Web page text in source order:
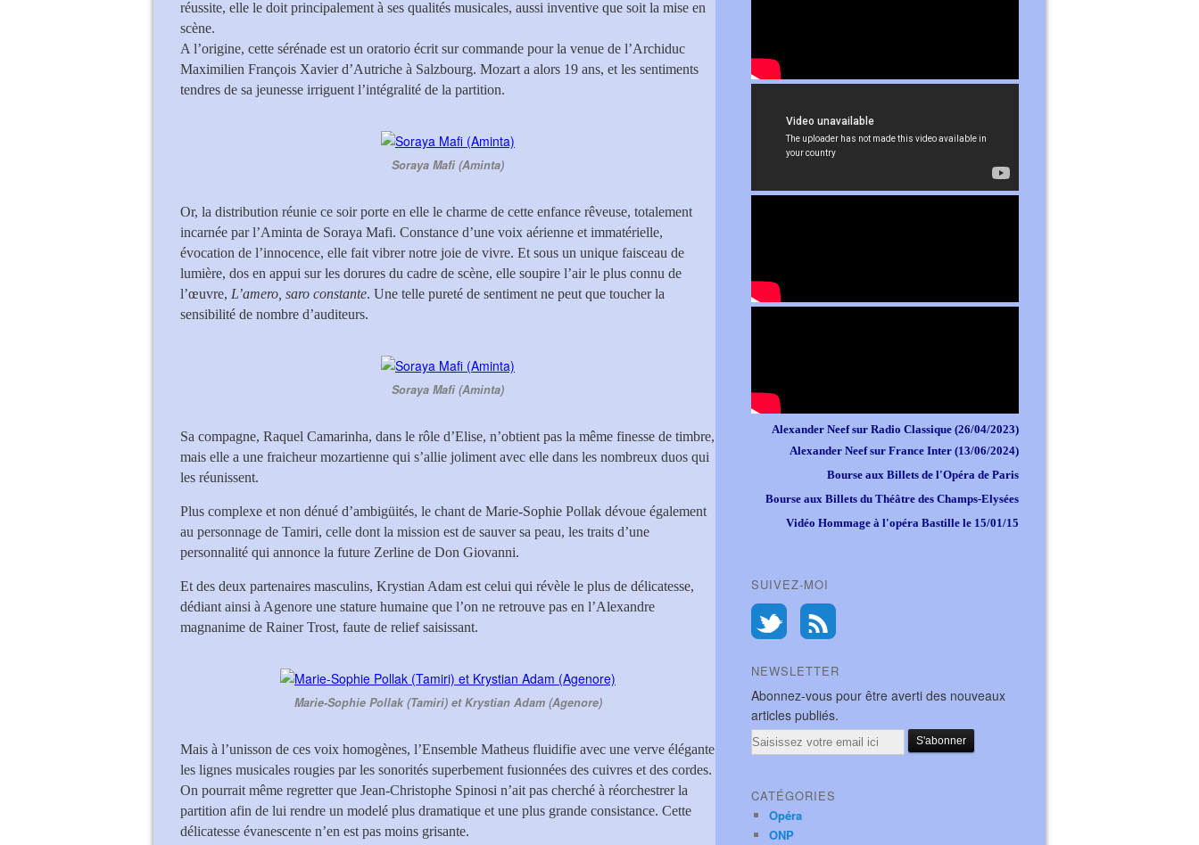
réussite, elle le doit principalement à ses qualités musicales, aussi inventive que soit la mise en
scène.
A l’origine, cette sérénade est un oratorio écrit sur commande pour la venue de l’Archiduc
Maximilien François Xavier d’Autriche à Salzbourg. Mozart a alors 19 ans, et les sentiments
tendres de sa jeunesse irriguent l’intégralité de la partition.
Soraya Mafi (Aminta)
Or, la distribution réunie ce soir porte en elle le charme de cette enfance rêveuse, totalement
incarnée par l’Aminta de Soraya Mafi. Constance d’une voix aérienne et immatérielle,
évocation de l’innocence, elle fait vibrer notre joie de vivre. Et sous un unique faisceau de
lumière, dos en appui sur les dorures du cadre de scène, elle soupire l’air le plus connu de
l’œuvre, L’amero, saro constante. Une telle pureté de sentiment ne peut que toucher la
sensibilité de nombre d’auditeurs.
Soraya Mafi (Aminta)
Sa compagne, Raquel Camarinha, dans le rôle d’Elise, n’obtient pas la même finesse de timbre,
mais elle a une fraicheur mozartienne qui s’allie joliment avec elle dans les nombreux duos qui
les réunissent.
Plus complexe et non dénué d’ambigüités, le chant de Marie-Sophie Pollak dévoue également
au personnage de Tamiri, celle dont la mission est de sauver sa peau, les traits d’une
personnalité qui annonce la future Zerline de Don Giovanni.
Et des deux partenaires masculins, Krystian Adam est celui qui révèle le plus de délicatesse,
dédiant ainsi à Agenore une stature humaine que l’on ne retrouve pas en l’Alexandre
magnanime de Rainer Trost, faute de relief saisissant.
Marie-Sophie Pollak (Tamiri) et Krystian Adam (Agenore)
Mais à l’unisson de ces voix homogènes, l’Ensemble Matheus fluidifie avec une verve élégante
les lignes musicales rougies par les sonorités superbement fusionnées des cuivres et des cordes.
On pourrait même regretter que Jean-Christophe Spinosi n’ait pas cherché à réorchestrer la
partition afin de lui rendre un modelé plus dramatique et une plus grande consistance. Cette
délicatesse évanescente n’en est pas moins grisante.
Alexander Neef sur Radio Classique (26/04/2023)
Alexander Neef sur France Inter (13/06/2024)
Bourse aux Billets de l'Opéra de Paris
Bourse aux Billets du Théâtre des Champs-Elysées
Vidéo Hommage à l'opéra Bastille le 15/01/15
SUIVEZ-MOI
NEWSLETTER
Abonnez-vous pour être averti des nouveaux
articles publiés.
Email
CATÉGORIES
Opéra
ONP